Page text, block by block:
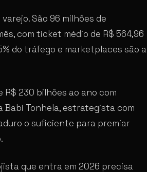
São 96 milhões de
com ticket médio de R$ 564,96
do tráfego e marketplaces são a
R$ 230 bilhões ao ano com
Babi Tonhela, estrategista com
o suficiente para premiar
que entra em 2026 precisa